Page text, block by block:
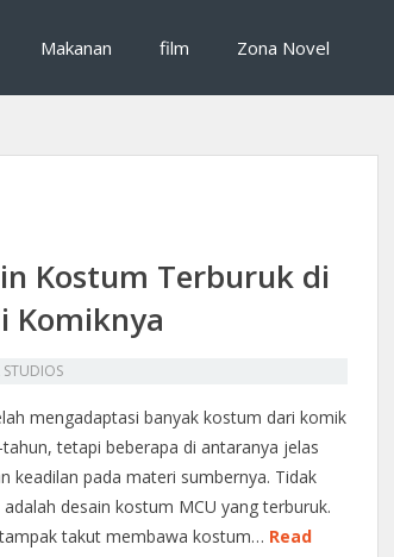
destinasi wisata,
Makanan film Zona Novel
Kostum Terburuk di
Komiknya
STUDIOS
mengadaptasi banyak kostum dari komik
tetapi beberapa di antaranya jelas
keadilan pada materi sumbernya. Tidak
desain kostum MCU yang terburuk.
takut membawa kostum… Read